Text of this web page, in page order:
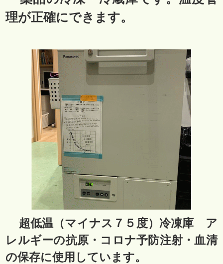
理が正確にできます。
超低温（マイナス７５度）冷凍庫 ア
レルギーの抗原・コロナ予防注射・血清
の保存に使用しています。